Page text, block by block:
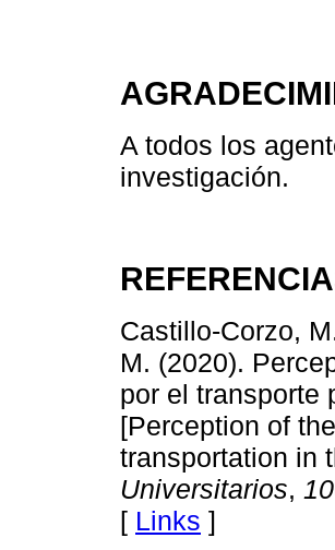
A todos los
investigación.
Castillo-Corzo,
M. (2020).
por el transporte
[Perception of
transportation in
Universitarios, 10
[ Links ]